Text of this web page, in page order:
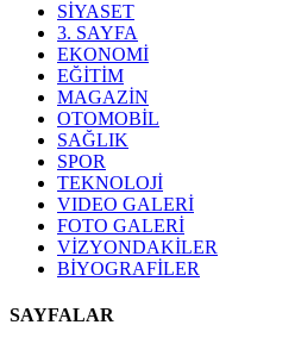
SİYASET
3. SAYFA
EKONOMİ
EĞİTİM
MAGAZİN
OTOMOBİL
SAĞLIK
SPOR
TEKNOLOJİ
VIDEO GALERİ
FOTO GALERİ
VİZYONDAKİLER
BİYOGRAFİLER
SAYFALAR